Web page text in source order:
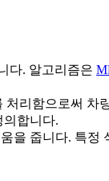
다. 알고리즘은
처리함으로써 차
의합니다.
을 줍니다. 특